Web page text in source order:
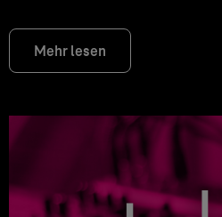
Mehr lesen